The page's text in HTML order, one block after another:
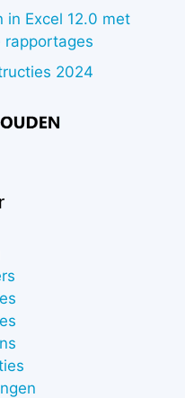
in Excel 12.0 met
rapportages
2024